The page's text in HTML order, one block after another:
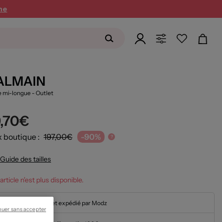
mi-longue - Outlet
boutique : 197,00€ -90% ?
Guide des tailles
n'est plus disponible.
En stock et expédié par Modz
sans accepter